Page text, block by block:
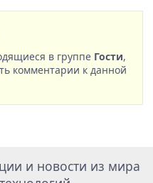
в группе Гости,
комментарии к данной
и новости из мира